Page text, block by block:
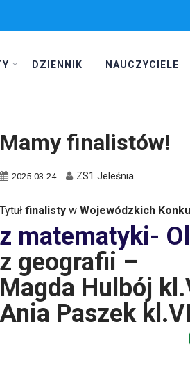
DZIENNIK NAUCZYCIELE
Mamy finalistów!
2025-03-24 ZS1 Jeleśnia
Tytułfinalisty wWojewódzkich
z matematyki-
z geografii –
Magda Hulbój
Ania Paszek kl.VI